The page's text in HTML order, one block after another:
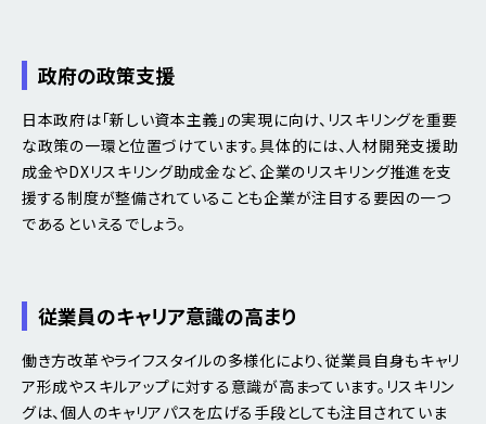
政府の政策支援
日本政府は「新しい資本主義」の実現に向け、リスキリングを重要
な政策の一環と位置づけています。具体的には、人材開発支援助
成金やDXリスキリング助成金など、企業のリスキリング推進を支
援する制度が整備されていることも企業が注目する要因の一つ
であるといえるでしょう。
従業員のキャリア意識の高まり
働き方改革やライフスタイルの多様化により、従業員自身もキャリ
ア形成やスキルアップに対する意識が高まっています。リスキリン
グは、個人のキャリアパスを広げる手段としても注目されていま